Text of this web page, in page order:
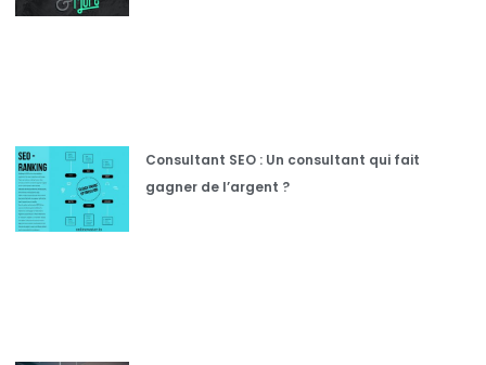
Consultant SEO : Un consultant qui fait
gagner de l’argent ?